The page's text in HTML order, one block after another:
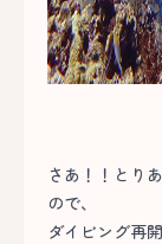
さあ！！とり
ので、
ダイビング再